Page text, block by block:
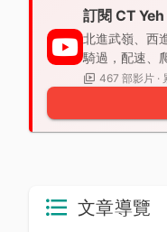
訂閱 CT
北進武嶺、西
騎過，配速、
467 部影片 ·
文章導覽